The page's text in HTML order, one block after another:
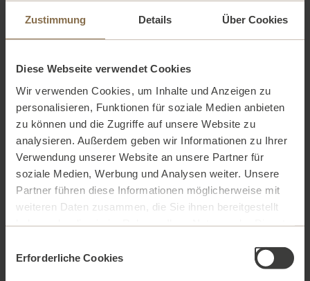
Zustimmung Details Über Cookies
Diese Webseite verwendet Cookies
Wir verwenden Cookies, um Inhalte und Anzeigen zu
personalisieren, Funktionen für soziale Medien anbieten
zu können und die Zugriffe auf unsere Website zu
analysieren. Außerdem geben wir Informationen zu Ihrer
Verwendung unserer Website an unsere Partner für
soziale Medien, Werbung und Analysen weiter. Unsere
Partner führen diese Informationen möglicherweise mit
weiteren Daten zusammen, die Sie ihnen bereitgestellt
unsererDatenschutzerklärung.
Erforderliche Cookies
Aufpolsterndes, straffendes Gesichtspflegeset
Details
bestellen